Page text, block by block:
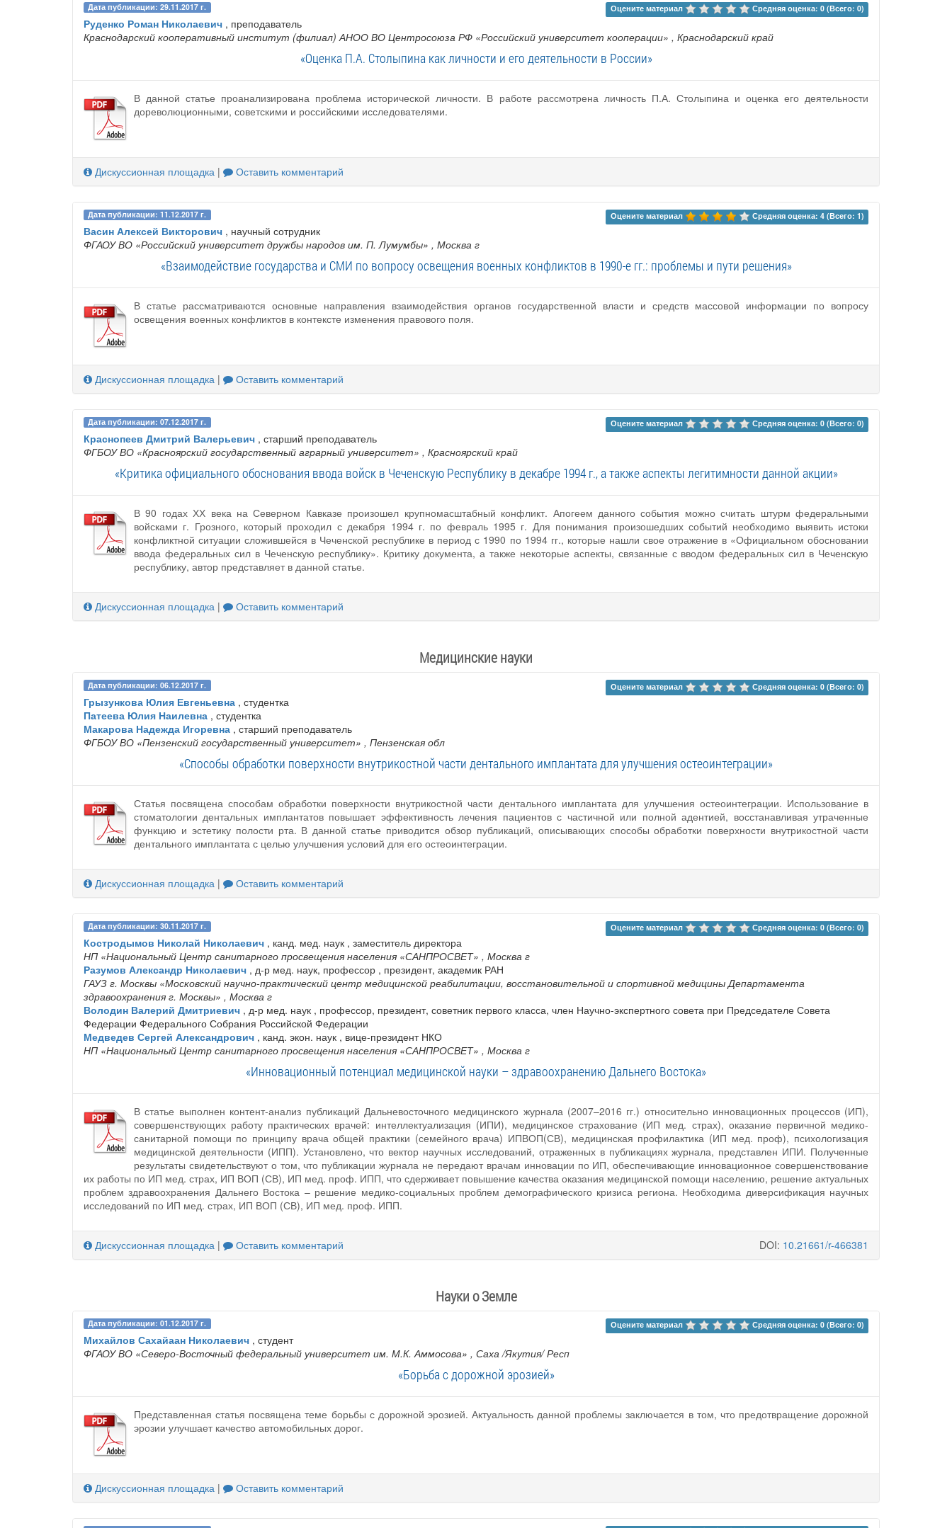
Дата публикации: 29.11.2017 г. Оцените материал Средняя оценка: 0 (Всего: 0)
Руденко Роман Николаевич , преподаватель
Краснодарский кооперативный институт (филиал) АНОО ВО Центросоюза РФ «Российский университет кооперации» , Краснодарский край
«Оценка П.А. Столыпина как личности и его деятельности в России»
В данной статье проанализирована проблема исторической личности. В работе рассмотрена личность П.А. Столыпина и оценка его деятельности
дореволюционными, советскими и российскими исследователями.
Дискуссионная площадка | Оставить комментарий
Дата публикации: 11.12.2017 г. Оцените материал Средняя оценка: 4 (Всего: 1)
Васин Алексей Викторович , научный сотрудник
ФГАОУ ВО «Российский университет дружбы народов им. П. Лумумбы» , Москва г
«Взаимодействие государства и СМИ по вопросу освещения военных конфликтов в 1990-е гг.: проблемы и пути решения»
В статье рассматриваются основные направления взаимодействия органов государственной власти и средств массовой информации по вопросу
освещения военных конфликтов в контексте изменения правового поля.
Дискуссионная площадка | Оставить комментарий
Дата публикации: 07.12.2017 г. Оцените материал Средняя оценка: 0 (Всего: 0)
Краснопеев Дмитрий Валерьевич , старший преподаватель
ФГБОУ ВО «Красноярский государственный аграрный университет» , Красноярский край
«Критика официального обоснования ввода войск в Чеченскую Республику в декабре 1994 г., а также аспекты легитимности данной акции»
В 90 годах ХХ века на Северном Кавказе произошел крупномасштабный конфликт. Апогеем данного события можно считать штурм федеральными
войсками г. Грозного, который проходил с декабря 1994 г. по февраль 1995 г. Для понимания произошедших событий необходимо выявить истоки
конфликтной ситуации сложившейся в Чеченской республике в период с 1990 по 1994 гг., которые нашли свое отражение в «Официальном обосновании
ввода федеральных сил в Чеченскую республику». Критику документа, а также некоторые аспекты, связанные с вводом федеральных сил в Чеченскую
республику, автор представляет в данной статье.
Дискуссионная площадка | Оставить комментарий
Медицинские науки
Дата публикации: 06.12.2017 г. Оцените материал Средняя оценка: 0 (Всего: 0)
Грызункова Юлия Евгеньевна , студентка
Патеева Юлия Наилевна , студентка
Макарова Надежда Игоревна , старший преподаватель
ФГБОУ ВО «Пензенский государственный университет» , Пензенская обл
«Способы обработки поверхности внутрикостной части дентального имплантата для улучшения остеоинтеграции»
Статья посвящена способам обработки поверхности внутрикостной части дентального имплантата для улучшения остеоинтеграции. Использование в
стоматологии дентальных имплантатов повышает эффективность лечения пациентов с частичной или полной адентией, восстанавливая утраченные
функцию и эстетику полости рта. В данной статье приводится обзор публикаций, описывающих способы обработки поверхности внутрикостной части
дентального имплантата с целью улучшения условий для его остеоинтеграции.
Дискуссионная площадка | Оставить комментарий
Дата публикации: 30.11.2017 г. Оцените материал Средняя оценка: 0 (Всего: 0)
Костродымов Николай Николаевич , канд. мед. наук , заместитель директора
НП «Национальный Центр санитарного просвещения населения «САНПРОСВЕТ» , Москва г
Разумов Александр Николаевич , д-р мед. наук, профессор , президент, академик РАН
ГАУЗ г. Москвы «Московский научно-практический центр медицинской реабилитации, восстановительной и спортивной медицины Департамента
здравоохранения г. Москвы» , Москва г
Володин Валерий Дмитриевич , д-р мед. наук , профессор, президент, советник первого класса, член Научно-экспертного совета при Председателе Совета
Федерации Федерального Собрания Российской Федерации
Медведев Сергей Александрович , канд. экон. наук , вице-президент НКО
НП «Национальный Центр санитарного просвещения населения «САНПРОСВЕТ» , Москва г
«Инновационный потенциал медицинской науки – здравоохранению Дальнего Востока»
В статье выполнен контент-анализ публикаций Дальневосточного медицинского журнала (2007–2016 гг.) относительно инновационных процессов (ИП),
совершенствующих работу практических врачей: интеллектуализация (ИПИ), медицинское страхование (ИП мед. страх), оказание первичной медико-
санитарной помощи по принципу врача общей практики (семейного врача) ИПВОП(СВ), медицинская профилактика (ИП мед. проф), психологизация
медицинской деятельности (ИПП). Установлено, что вектор научных исследований, отраженных в публикациях журнала, представлен ИПИ. Полученные
результаты свидетельствуют о том, что публикации журнала не передают врачам инновации по ИП, обеспечивающие инновационное совершенствование
их работы по ИП мед. страх, ИП ВОП (СВ), ИП мед. проф. ИПП, что сдерживает повышение качества оказания медицинской помощи населению, решение актуальных
проблем здравоохранения Дальнего Востока – решение медико-социальных проблем демографического кризиса региона. Необходима диверсификация научных
исследований по ИП мед. страх, ИП ВОП (СВ), ИП мед. проф. ИПП.
Дискуссионная площадка | Оставить комментарий DOI: 10.21661/r-466381
Науки о Земле
Дата публикации: 01.12.2017 г. Оцените материал Средняя оценка: 0 (Всего: 0)
Михайлов Сахайаан Николаевич , студент
ФГАОУ ВО «Северо-Восточный федеральный университет им. М.К. Аммосова» , Саха /Якутия/ Респ
«Борьба с дорожной эрозией»
Представленная статья посвящена теме борьбы с дорожной эрозией. Актуальность данной проблемы заключается в том, что предотвращение дорожной
эрозии улучшает качество автомобильных дорог.
Дискуссионная площадка | Оставить комментарий